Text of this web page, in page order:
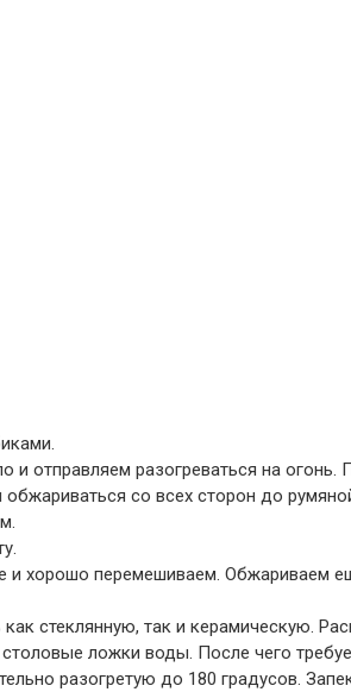
отправляем разогреваться на огонь.
со всех сторон до
и хорошо перемешиваем. Обжариваем
стеклянную, так и керамическую.
ложки воды. После чего
разогретую до 180 градусов.